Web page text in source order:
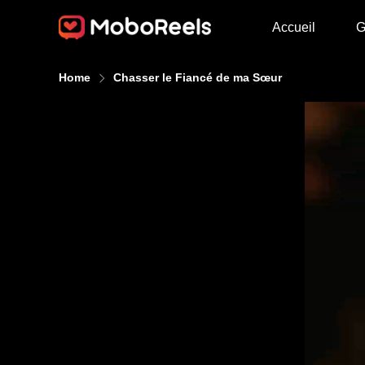
Accueil
Home Chasser le Fiancé de ma Sœur